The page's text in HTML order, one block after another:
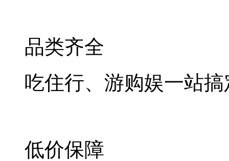
品类齐全
吃住行、游购娱一站搞
低价保障